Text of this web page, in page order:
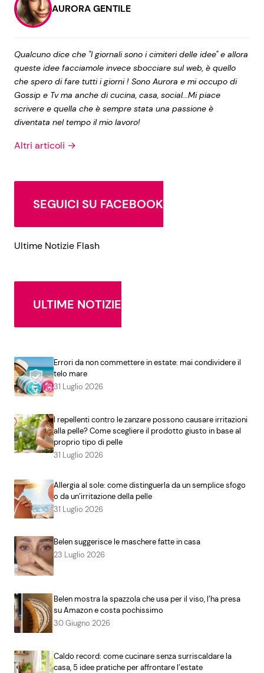
AURORA GENTILE
Qualcuno dice che "I giornali sono i cimiteri delle idee" e allora
queste idee facciamole invece sbocciare sul web, è quello
che spero di fare tutti i giorni ! Sono Aurora e mi occupo di
Gossip e Tv ma anche di cucina, casa, social...Mi piace
scrivere e quella che è sempre stata una passione è
diventata nel tempo il mio lavoro!
Altri articoli →
SEGUICI SU FACEBOOK
Ultime Notizie Flash
ULTIME NOTIZIE
Errori da non commettere in estate: mai condividere il
telo mare
31 Luglio 2026
I repellenti contro le zanzare possono causare irritazioni
alla pelle? Come scegliere il prodotto giusto in base al
proprio tipo di pelle
31 Luglio 2026
Allergia al sole: come distinguerla da un semplice sfogo
o da un’irritazione della pelle
31 Luglio 2026
Belen suggerisce le maschere fatte in casa
23 Luglio 2026
Belen mostra la spazzola che usa per il viso, l’ha presa
su Amazon e costa pochissimo
30 Giugno 2026
Caldo record: come cucinare senza surriscaldare la
casa, 5 idee pratiche per affrontare l’estate